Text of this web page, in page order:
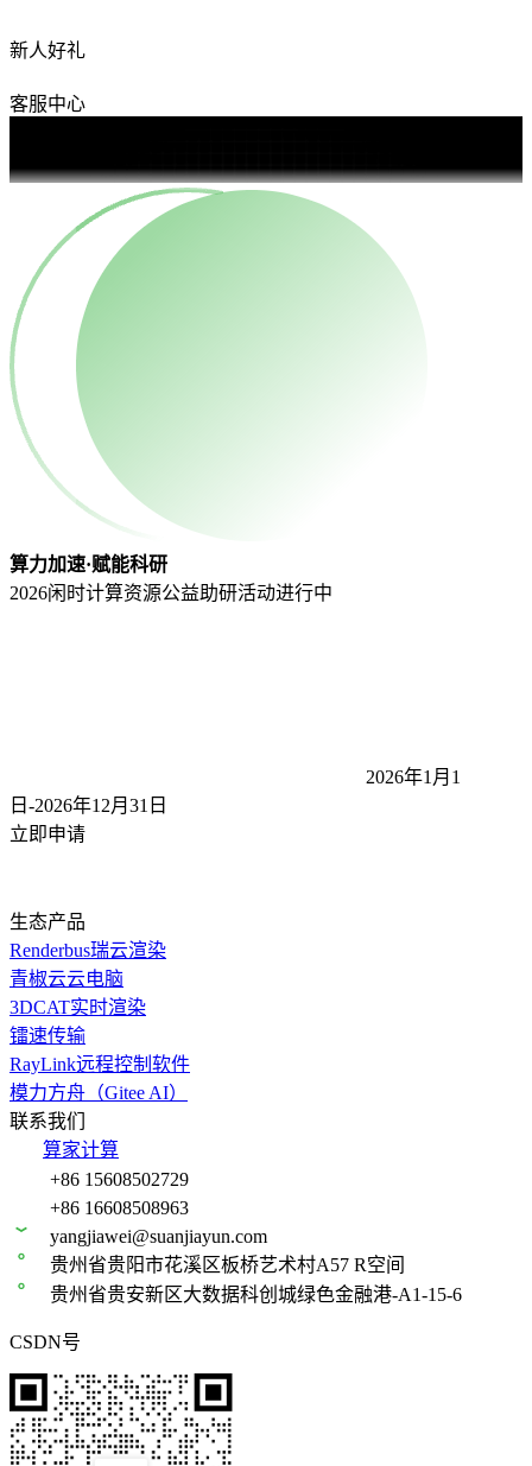
新人好礼
客服中心
算力加速·赋能科研
2026闲时计算资源公益助研活动进行中
2026年1月1
日-2026年12月31 日
立即申请
生态产品
Renderbus瑞云渲染
青椒云云电脑
3DCAT实时渲染
镭速传输
RayLink远程控制软件
模力方舟（Gitee AI）
联系我们
算家计算
+86 15608502729
+86 16608508963
yangjiawei@suanjiayun.com
贵州省贵阳市花溪区板桥艺术村A57 R空间
贵州省贵安新区大数据科创城绿色金融港-A1-15-6
CSDN号